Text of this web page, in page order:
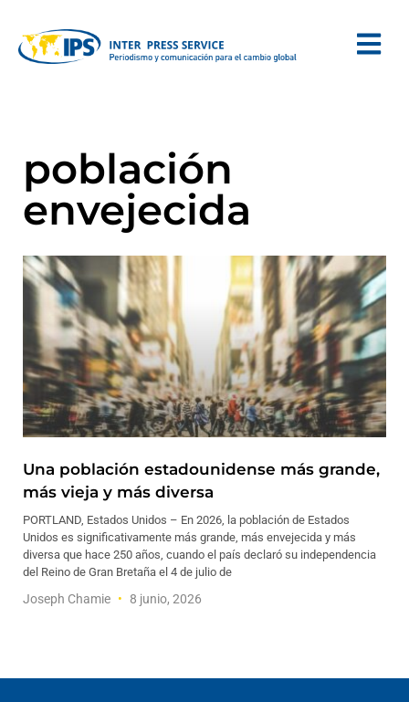
población
envejecida
Una población estadounidense más grande,
más vieja y más diversa
PORTLAND, Estados Unidos – En 2026, la población de Estados
Unidos es significativamente más grande, más envejecida y más
diversa que hace 250 años, cuando el país declaró su independencia
del Reino de Gran Bretaña el 4 de julio de
Joseph Chamie 8 junio, 2026